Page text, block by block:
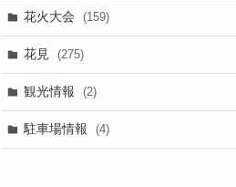
花火大会 (159)
花見 (275)
観光情報 (2)
駐車場情報 (4)